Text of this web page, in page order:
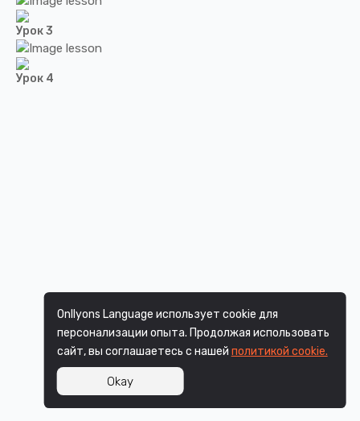
Onllyons Language использует cookie для
персонализации опыта. Продолжая использовать
сайт, вы соглашаетесь с нашей политикой cookie.
Okay
Урок 3
Урок 4